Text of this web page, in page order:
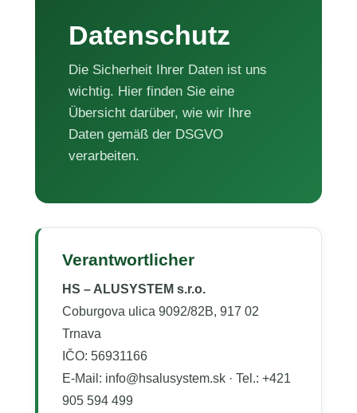
Datenschutz
Die Sicherheit Ihrer Daten ist uns
wichtig. Hier finden Sie eine
Übersicht darüber, wie wir Ihre
Daten gemäß der DSGVO
verarbeiten.
Verantwortlicher
HS – ALUSYSTEM s.r.o.
Coburgova ulica 9092/82B, 917 02
Trnava
IČO: 56931166
E-Mail: info@hsalusystem.sk · Tel.: +421
905 594 499